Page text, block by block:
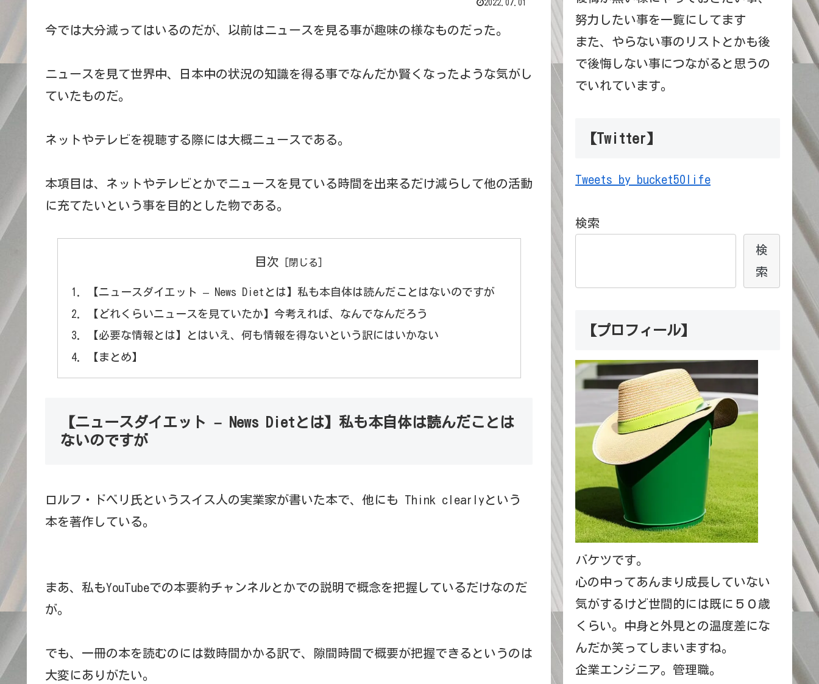
2022.07.01
今では大分減ってはいるのだが、以前はニュースを見る事が趣味の様なものだった。
ニュースを見て世界中、日本中の状況の知識を得る事でなんだか賢くなったような気がし
ていたものだ。
ネットやテレビを視聴する際には大概ニュースである。
本項目は、ネットやテレビとかでニュースを見ている時間を出来るだけ減らして他の活動
に充てたいという事を目的とした物である。
目次
【ニュースダイエット – News Dietとは】私も本自体は読んだことはないのですが
【どれくらいニュースを見ていたか】今考えれば、なんでなんだろう
【必要な情報とは】とはいえ、何も情報を得ないという訳にはいかない
【まとめ】
【ニュースダイエット – News Dietとは】私も本自体は読んだことは
ないのですが
ロルフ・ドベリ氏というスイス人の実業家が書いた本で、他にも Think clearlyという
本を著作している。
まあ、私もYouTubeでの本要約チャンネルとかでの説明で概念を把握しているだけなのだ
が。
でも、一冊の本を読むのには数時間かかる訳で、隙間時間で概要が把握できるというのは
大変にありがたい。
努力したい事を一覧にしてます
また、やらない事のリストとかも後
で後悔しない事につながると思うの
でいれています。
【Twitter】
Tweets by bucket50life
検索
検
索
【プロフィール】
バケツです。
心の中ってあんまり成長していない
気がするけど世間的には既に５０歳
くらい。中身と外見との温度差にな
んだか笑ってしまいますね。
企業エンジニア。管理職。